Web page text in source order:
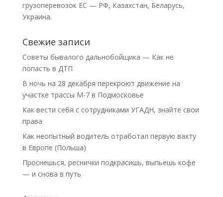
грузоперевозок ЕС — РФ, Казахстан, Беларусь,
Украина.
Свежие записи
Советы бывалого дальнобойщика — Как не
попасть в ДТП
В ночь на 28 декабря перекроют движение на
участке трассы М-7 в Подмосковье
Как вести себя с сотрудниками УГАДН, знайте свои
права
Как неопытный водитель отработал первую вахту
в Европе (Польша)
Проснешься, реснички подкрасишь, выпьешь кофе
— и снова в путь